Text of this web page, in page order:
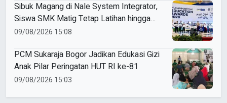
Sibuk Magang di Nale System Integrator,
Siswa SMK Matig Tetap Latihan hingga
Raih Gold Medal ME Awards 2026
09/08/2026 15:08
PCM Sukaraja Bogor Jadikan Edukasi Gizi
Anak Pilar Peringatan HUT RI ke-81
09/08/2026 15:03